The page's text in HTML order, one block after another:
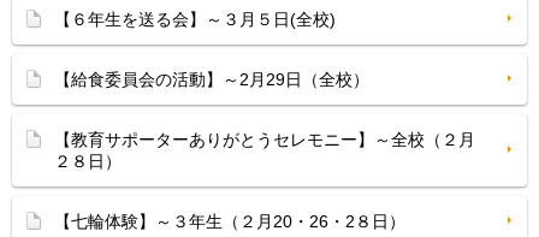
【６年生を送る会】～３月５日(全校)
【給食委員会の活動】～2月29日（全校）
【教育サポーターありがとうセレモニー】～全校（２月
２８日）
【七輪体験】～３年生（２月20・26・2８日）